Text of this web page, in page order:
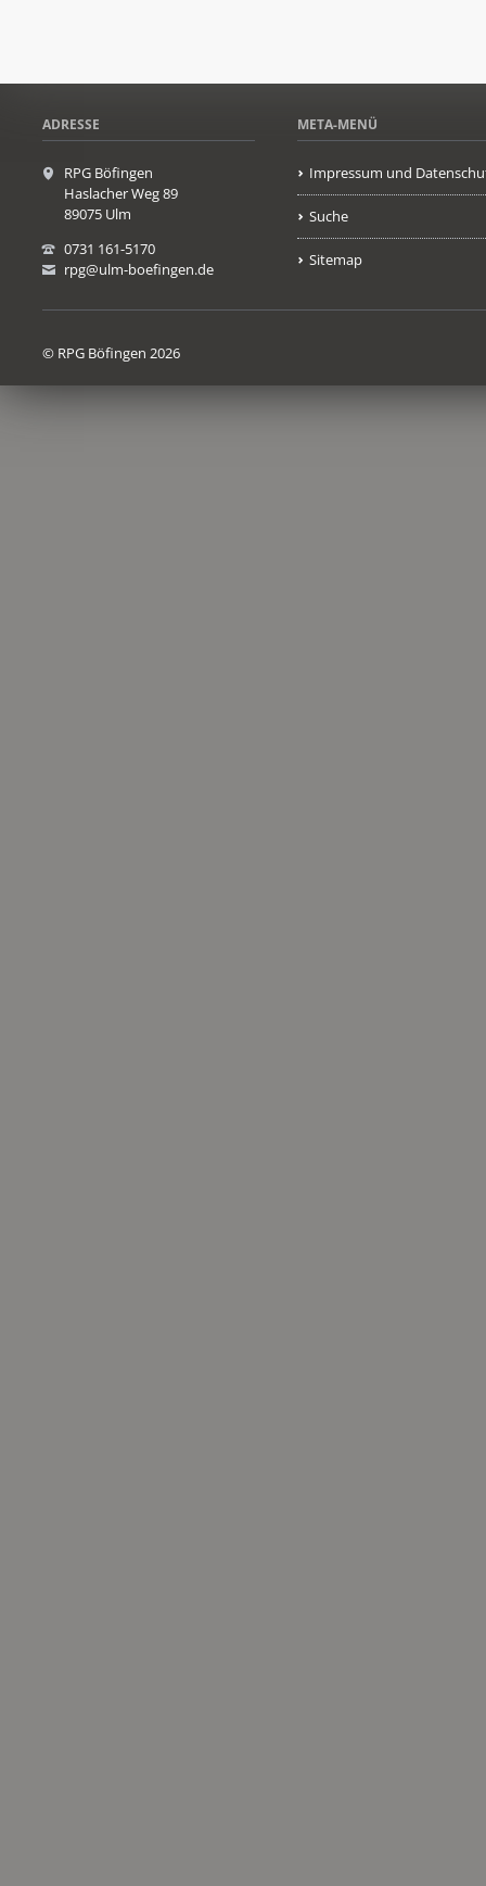
ADRESSE
RPG Böfingen
Haslacher Weg 89
89075 Ulm
0731 161-5170
rpg@ulm-boefingen.de
META-MENÜ
Impressum und
Suche
Sitemap
© RPG Böfingen 2026